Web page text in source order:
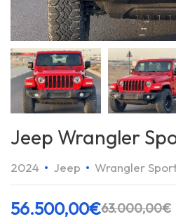
Jeep Wrangler
2024 Jeep Wrangler
63.000,00€
56.500,00€